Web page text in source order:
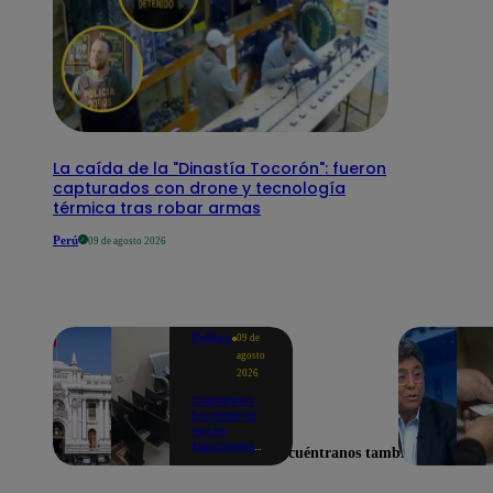
La caída de la "Dinastía Tocorón": fueron
capturados con drone y tecnología
térmica tras robar armas
Perú 09 de agosto 2026
Política 09 de
agosto
2026
Congreso
bicameral
inicia
funciones
Encuéntranos también en